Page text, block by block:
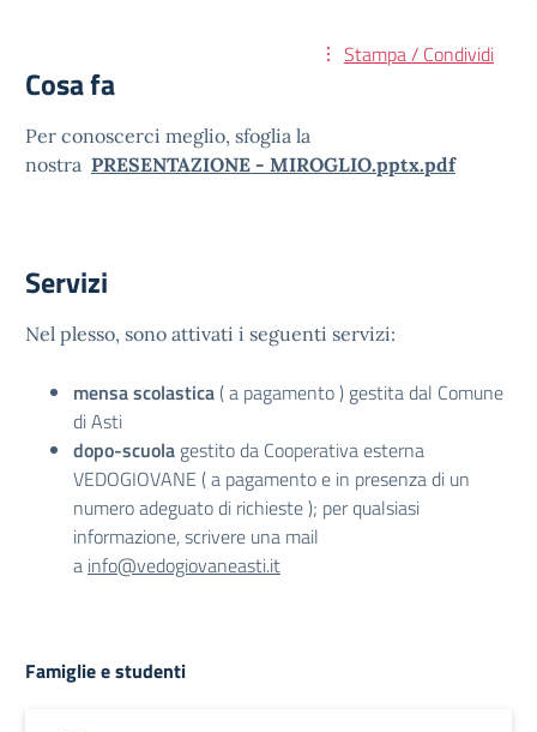
Stampa / Condividi
Cosa fa
Per conoscerci meglio, sfoglia la
nostra PRESENTAZIONE - MIROGLIO.pptx.pdf
Servizi
Nel plesso, sono attivati i seguenti servizi:
mensa scolastica ( a pagamento ) gestita dal Comune
di Asti
dopo-scuola gestito da Cooperativa esterna
VEDOGIOVANE ( a pagamento e in presenza di un
numero adeguato di richieste ); per qualsiasi
informazione, scrivere una mail
a info@vedogiovaneasti.it
Famiglie e studenti